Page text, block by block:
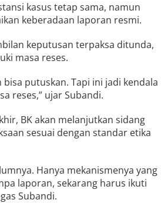
kasus tetap sama, namun
keberadaan laporan resmi.
keputusan terpaksa ditunda,
masa reses.
putuskan. Tapi ini jadi kendala
reses,” ujar Subandi.
BK akan melanjutkan sidang
sesuai dengan standar etika
Hanya mekanismenya yang
laporan, sekarang harus ikuti
Subandi.